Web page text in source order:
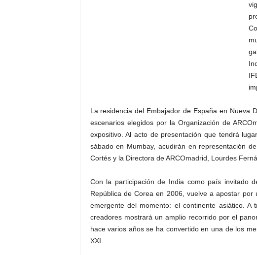
La residencia del Embajador de España en Nueva
escenarios elegidos por la Organización de
expositivo. Al acto de presentación que tendrá
sábado en Mumbay, acudirán en representación
Cortés y la Directora de ARCOmadrid, Lourdes
Con la participación de India como país invitado
República de Corea en 2006, vuelve a apostar
emergente del momento: el continente asiático.
creadores mostrará un amplio recorrido por el
hace varios años se ha convertido en una de los
XXI.